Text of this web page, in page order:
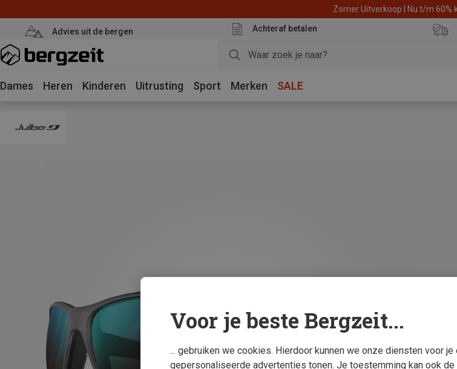
Zomer Uitverkoop | Nu t/m 60%
Advies uit de bergen Achteraf betalen
Dames Heren Kinderen Uitrusting Sport Merken SALE
Voor je beste Bergzeit...
... gebruiken we cookies. Hierdoor kunnen we onze diensten voor
gepersonaliseerde advertenties tonen. Je toestemming kan ook